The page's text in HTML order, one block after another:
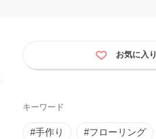
お気に入り
キーワード
#手作り #フローリング